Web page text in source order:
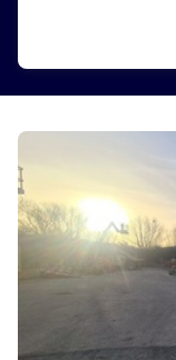
Appuyer
sur
la
touche
ENTRÉE
pour
obtenir